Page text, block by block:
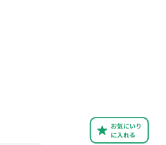
お気にいり
に入れる